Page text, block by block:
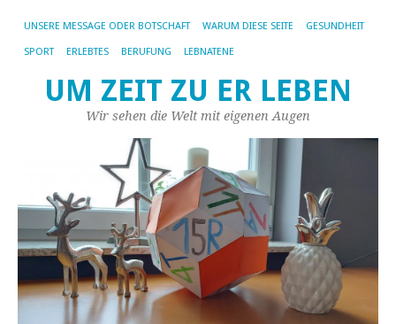
UNSERE MESSAGE ODER BOTSCHAFT WARUM DIESE SEITE GESUNDHEIT
SPORT ERLEBTES BERUFUNG LEBNATENE
UM ZEIT ZU ER LEBEN
Wir sehen die Welt mit eigenen Augen